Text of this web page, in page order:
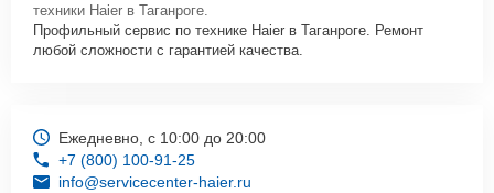
техники Haier в Таганроге.
Профильный сервис по технике Haier в Таганроге. Ремонт
любой сложности с гарантией качества.
Ежедневно, с 10:00 до 20:00
+7 (800) 100-91-25
info@servicecenter-haier.ru